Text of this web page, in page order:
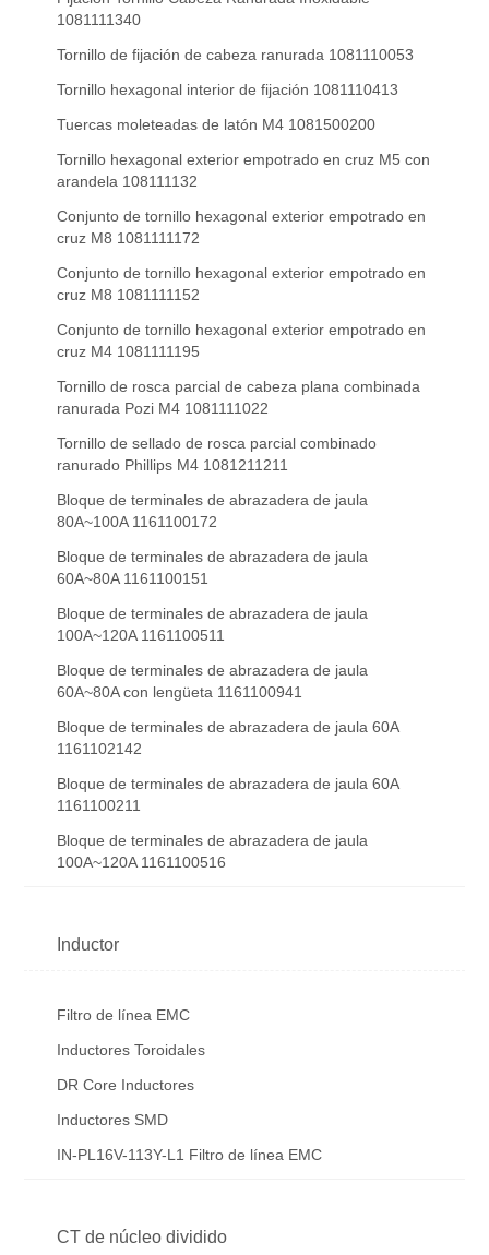
1081111340
Tornillo de fijación de cabeza ranurada 1081110053
Tornillo hexagonal interior de fijación 1081110413
Tuercas moleteadas de latón M4 1081500200
Tornillo hexagonal exterior empotrado en cruz M5 con
arandela 108111132
Conjunto de tornillo hexagonal exterior empotrado en
cruz M8 1081111172
Conjunto de tornillo hexagonal exterior empotrado en
cruz M8 1081111152
Conjunto de tornillo hexagonal exterior empotrado en
cruz M4 1081111195
Tornillo de rosca parcial de cabeza plana combinada
ranurada Pozi M4 1081111022
Tornillo de sellado de rosca parcial combinado
ranurado Phillips M4 1081211211
Bloque de terminales de abrazadera de jaula
80A~100A 1161100172
Bloque de terminales de abrazadera de jaula
60A~80A 1161100151
Bloque de terminales de abrazadera de jaula
100A~120A 1161100511
Bloque de terminales de abrazadera de jaula
60A~80A con lengüeta 1161100941
Bloque de terminales de abrazadera de jaula 60A
1161102142
Bloque de terminales de abrazadera de jaula 60A
1161100211
Bloque de terminales de abrazadera de jaula
100A~120A 1161100516
Inductor
Filtro de línea EMC
Inductores Toroidales
DR Core Inductores
Inductores SMD
IN-PL16V-113Y-L1 Filtro de línea EMC
CT de núcleo dividido